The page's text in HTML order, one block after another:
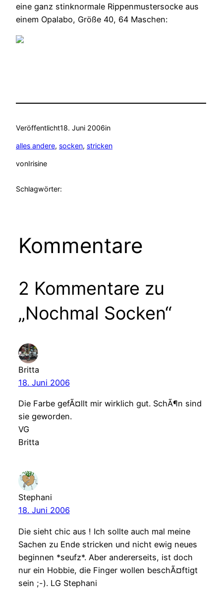
eine ganz stinknormale Rippenmustersocke aus
einem Opalabo, Größe 40, 64 Maschen:
Veröffentlicht18. Juni 2006in
alles andere, socken, stricken
vonIrisine
Schlagwörter:
Kommentare
2 Kommentare zu
„Nochmal Socken“
Britta
18. Juni 2006
Die Farbe gefÃ¤llt mir wirklich gut. SchÃ¶n sind
sie geworden.
VG
Britta
Stephani
18. Juni 2006
Die sieht chic aus ! Ich sollte auch mal meine
Sachen zu Ende stricken und nicht ewig neues
beginnen *seufz*. Aber andererseits, ist doch
nur ein Hobbie, die Finger wollen beschÃ¤ftigt
sein ;-). LG Stephani